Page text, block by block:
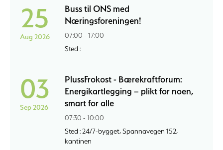
25
Aug 2026
Buss til ONS med
Næringsforeningen!
07:00 - 17:00
Sted :
03
Sep 2026
PlussFrokost - Bærekraftforum:
Energikartlegging – plikt for noen,
smart for alle
07:30 - 10:00
Sted : 24/7-bygget, Spannavegen 152,
kantinen